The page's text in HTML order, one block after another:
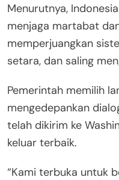
Menurutnya,
menjaga martabat
memperjuangkan
setara, dan saling
Pemerintah memilih
mengedepankan
telah dikirim ke
keluar terbaik.
“Kami terbuka untuk